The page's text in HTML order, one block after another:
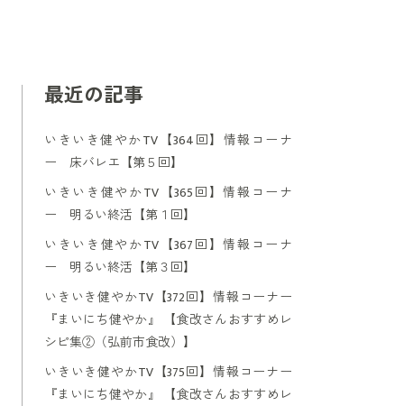
最近の記事
いきいき健やかTV【364回】情報コーナ
ー 床バレエ【第５回】
いきいき健やかTV【365回】情報コーナ
ー 明るい終活【第１回】
いきいき健やかTV【367回】情報コーナ
ー 明るい終活【第３回】
いきいき健やかTV【372回】情報コーナー
『まいにち健やか』 【食改さんおすすめレ
シピ集②（弘前市食改）】
いきいき健やかTV【375回】情報コーナー
『まいにち健やか』 【食改さんおすすめレ